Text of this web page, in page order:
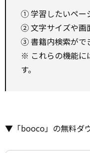
① 学習したいペー
② 文字サイズや画
③ 書籍内検索がで
※ これらの機能に
す。
▼「booco」の無料ダ